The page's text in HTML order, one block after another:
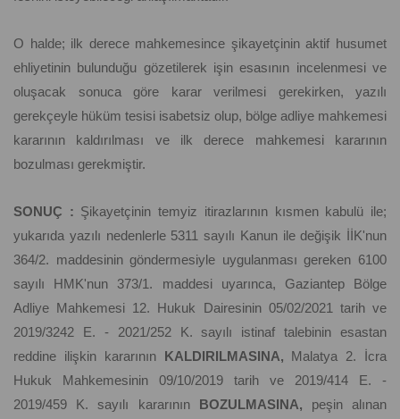
O halde; ilk derece mahkemesince şikayetçinin aktif husumet
ehliyetinin bulunduğu gözetilerek işin esasının incelenmesi ve
oluşacak sonuca göre karar verilmesi gerekirken, yazılı
gerekçeyle hüküm tesisi isabetsiz olup, bölge adliye mahkemesi
kararının kaldırılması ve ilk derece mahkemesi kararının
bozulması gerekmiştir.
SONUÇ : Şikayetçinin temyiz itirazlarının kısmen kabulü ile;
yukarıda yazılı nedenlerle 5311 sayılı Kanun ile değişik İİK'nun
364/2. maddesinin göndermesiyle uygulanması gereken 6100
sayılı HMK'nun 373/1. maddesi uyarınca, Gaziantep Bölge
Adliye Mahkemesi 12. Hukuk Dairesinin 05/02/2021 tarih ve
2019/3242 E. - 2021/252 K. sayılı istinaf talebinin esastan
reddine ilişkin kararının KALDIRILMASINA, Malatya 2. İcra
Hukuk Mahkemesinin 09/10/2019 tarih ve 2019/414 E. -
2019/459 K. sayılı kararının BOZULMASINA, peşin alınan